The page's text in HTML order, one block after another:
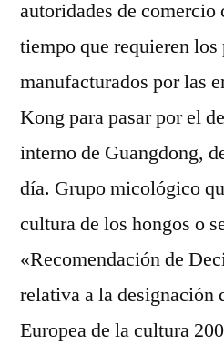
autoridades de
tiempo que requieren los
manufacturados por las
Kong para pasar por el
interno de Guangdong,
día. Grupo micológico
cultura de los hongos o
«Recomendación de
relativa a la designación
Europea de la cultura